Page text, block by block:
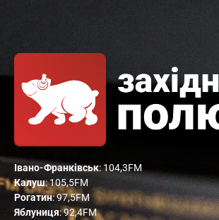
Івано-Франківськ: 104,3FM
Калуш: 105,5FM
Рогатин: 97,5FM
Яблуниця: 92,4FM